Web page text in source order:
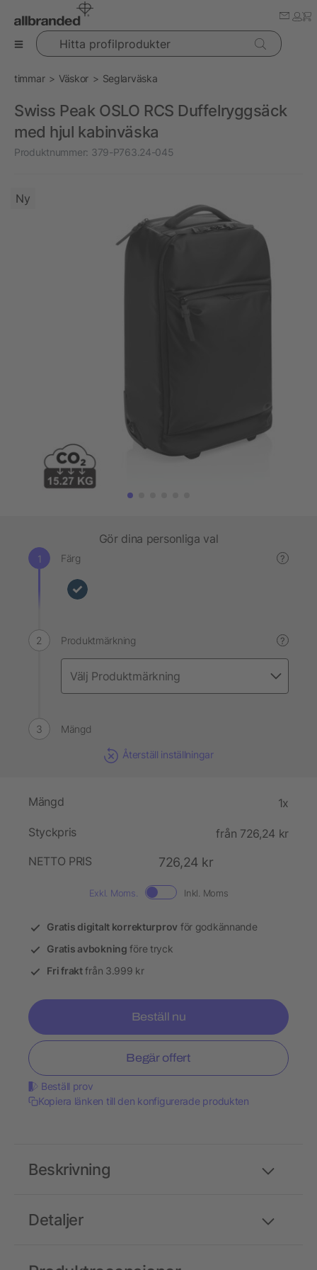
Hitta profilprodukter
timmar Väskor Seglarväska
Swiss Peak OSLO RCS Duffelryggsäck
med hjul kabinväska
Produktnummer: 379-P763.24-045
Ny
Gör dina personliga val
Färg ?
Produktmärkning ?
Mängd
Återställ inställningar
Mängd 1x
Styckpris
från 726,24 kr
NETTO PRIS
726,24 kr
Exkl. Moms. Inkl. Moms
Gratis digitalt korrekturprov för godkännande
Gratis avbokning före tryck
Fri fraktfrån 3.999 kr
Beställ nu
Begär offert
Beställ prov
Kopiera länken till den konfigurerade produkten
Detaljer
Beskrivning